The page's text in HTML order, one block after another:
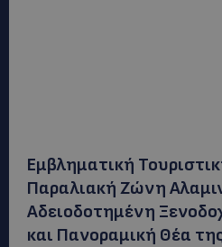
Εμβληματική
Παραλιακή Ζώνη
Αδειοδοτημένη
και Πανοραμική Θέα